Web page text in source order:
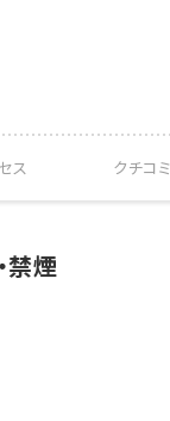
ス クチコミ
禁煙